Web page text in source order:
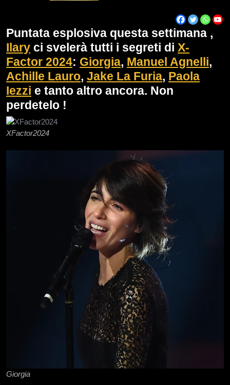
Puntata esplosiva questa settimana ,
Ilary ci svelerà tutti i segreti di X-
Factor 2024: Giorgia, Manuel Agnelli,
Achille Lauro, Jake La Furia, Paola
Iezzi e tanto altro ancora. Non
perdetelo !
XFactor2024
Giorgia